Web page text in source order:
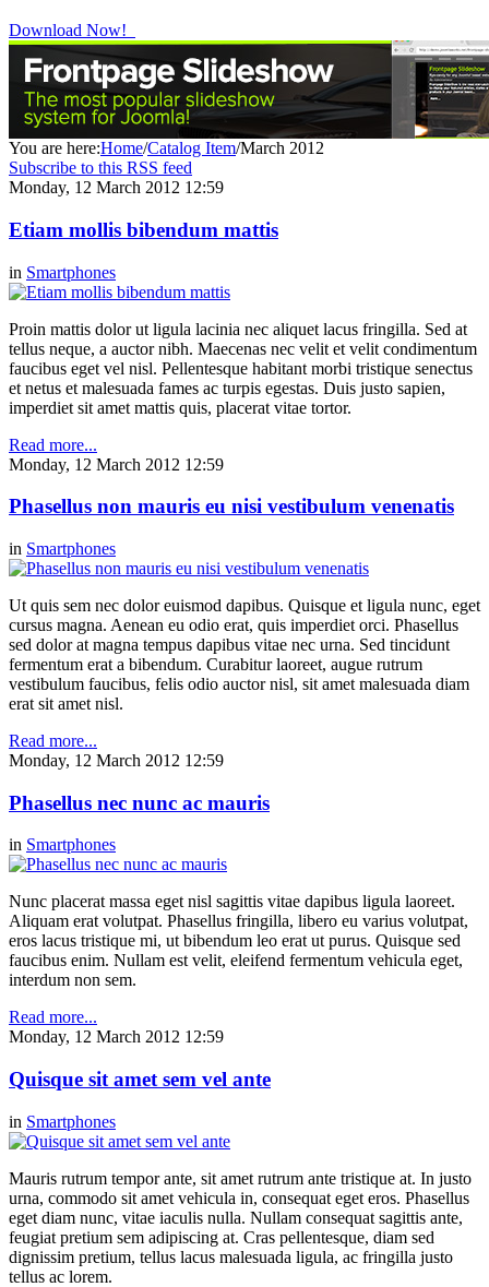
Download Now!
You are here:Home/Catalog Item/March 2012
Subscribe to this RSS feed
Monday, 12 March 2012 12:59
Etiam mollis bibendum mattis
in Smartphones
Proin mattis dolor ut ligula lacinia nec aliquet lacus fringilla. Sed at
tellus neque, a auctor nibh. Maecenas nec velit et velit condimentum
faucibus eget vel nisl. Pellentesque habitant morbi tristique senectus
et netus et malesuada fames ac turpis egestas. Duis justo sapien,
imperdiet sit amet mattis quis, placerat vitae tortor.
Read more...
Monday, 12 March 2012 12:59
Phasellus non mauris eu nisi vestibulum venenatis
in Smartphones
Ut quis sem nec dolor euismod dapibus. Quisque et ligula nunc, eget
cursus magna. Aenean eu odio erat, quis imperdiet orci. Phasellus
sed dolor at magna tempus dapibus vitae nec urna. Sed tincidunt
fermentum erat a bibendum. Curabitur laoreet, augue rutrum
vestibulum faucibus, felis odio auctor nisl, sit amet malesuada diam
erat sit amet nisl.
Read more...
Monday, 12 March 2012 12:59
Phasellus nec nunc ac mauris
in Smartphones
Nunc placerat massa eget nisl sagittis vitae dapibus ligula laoreet.
Aliquam erat volutpat. Phasellus fringilla, libero eu varius volutpat,
eros lacus tristique mi, ut bibendum leo erat ut purus. Quisque sed
faucibus enim. Nullam est velit, eleifend fermentum vehicula eget,
interdum non sem.
Read more...
Monday, 12 March 2012 12:59
Quisque sit amet sem vel ante
in Smartphones
Mauris rutrum tempor ante, sit amet rutrum ante tristique at. In justo
urna, commodo sit amet vehicula in, consequat eget eros. Phasellus
eget diam nunc, vitae iaculis nulla. Nullam consequat sagittis ante,
feugiat pretium sem adipiscing at. Cras pellentesque, diam sed
dignissim pretium, tellus lacus malesuada ligula, ac fringilla justo
tellus ac lorem.